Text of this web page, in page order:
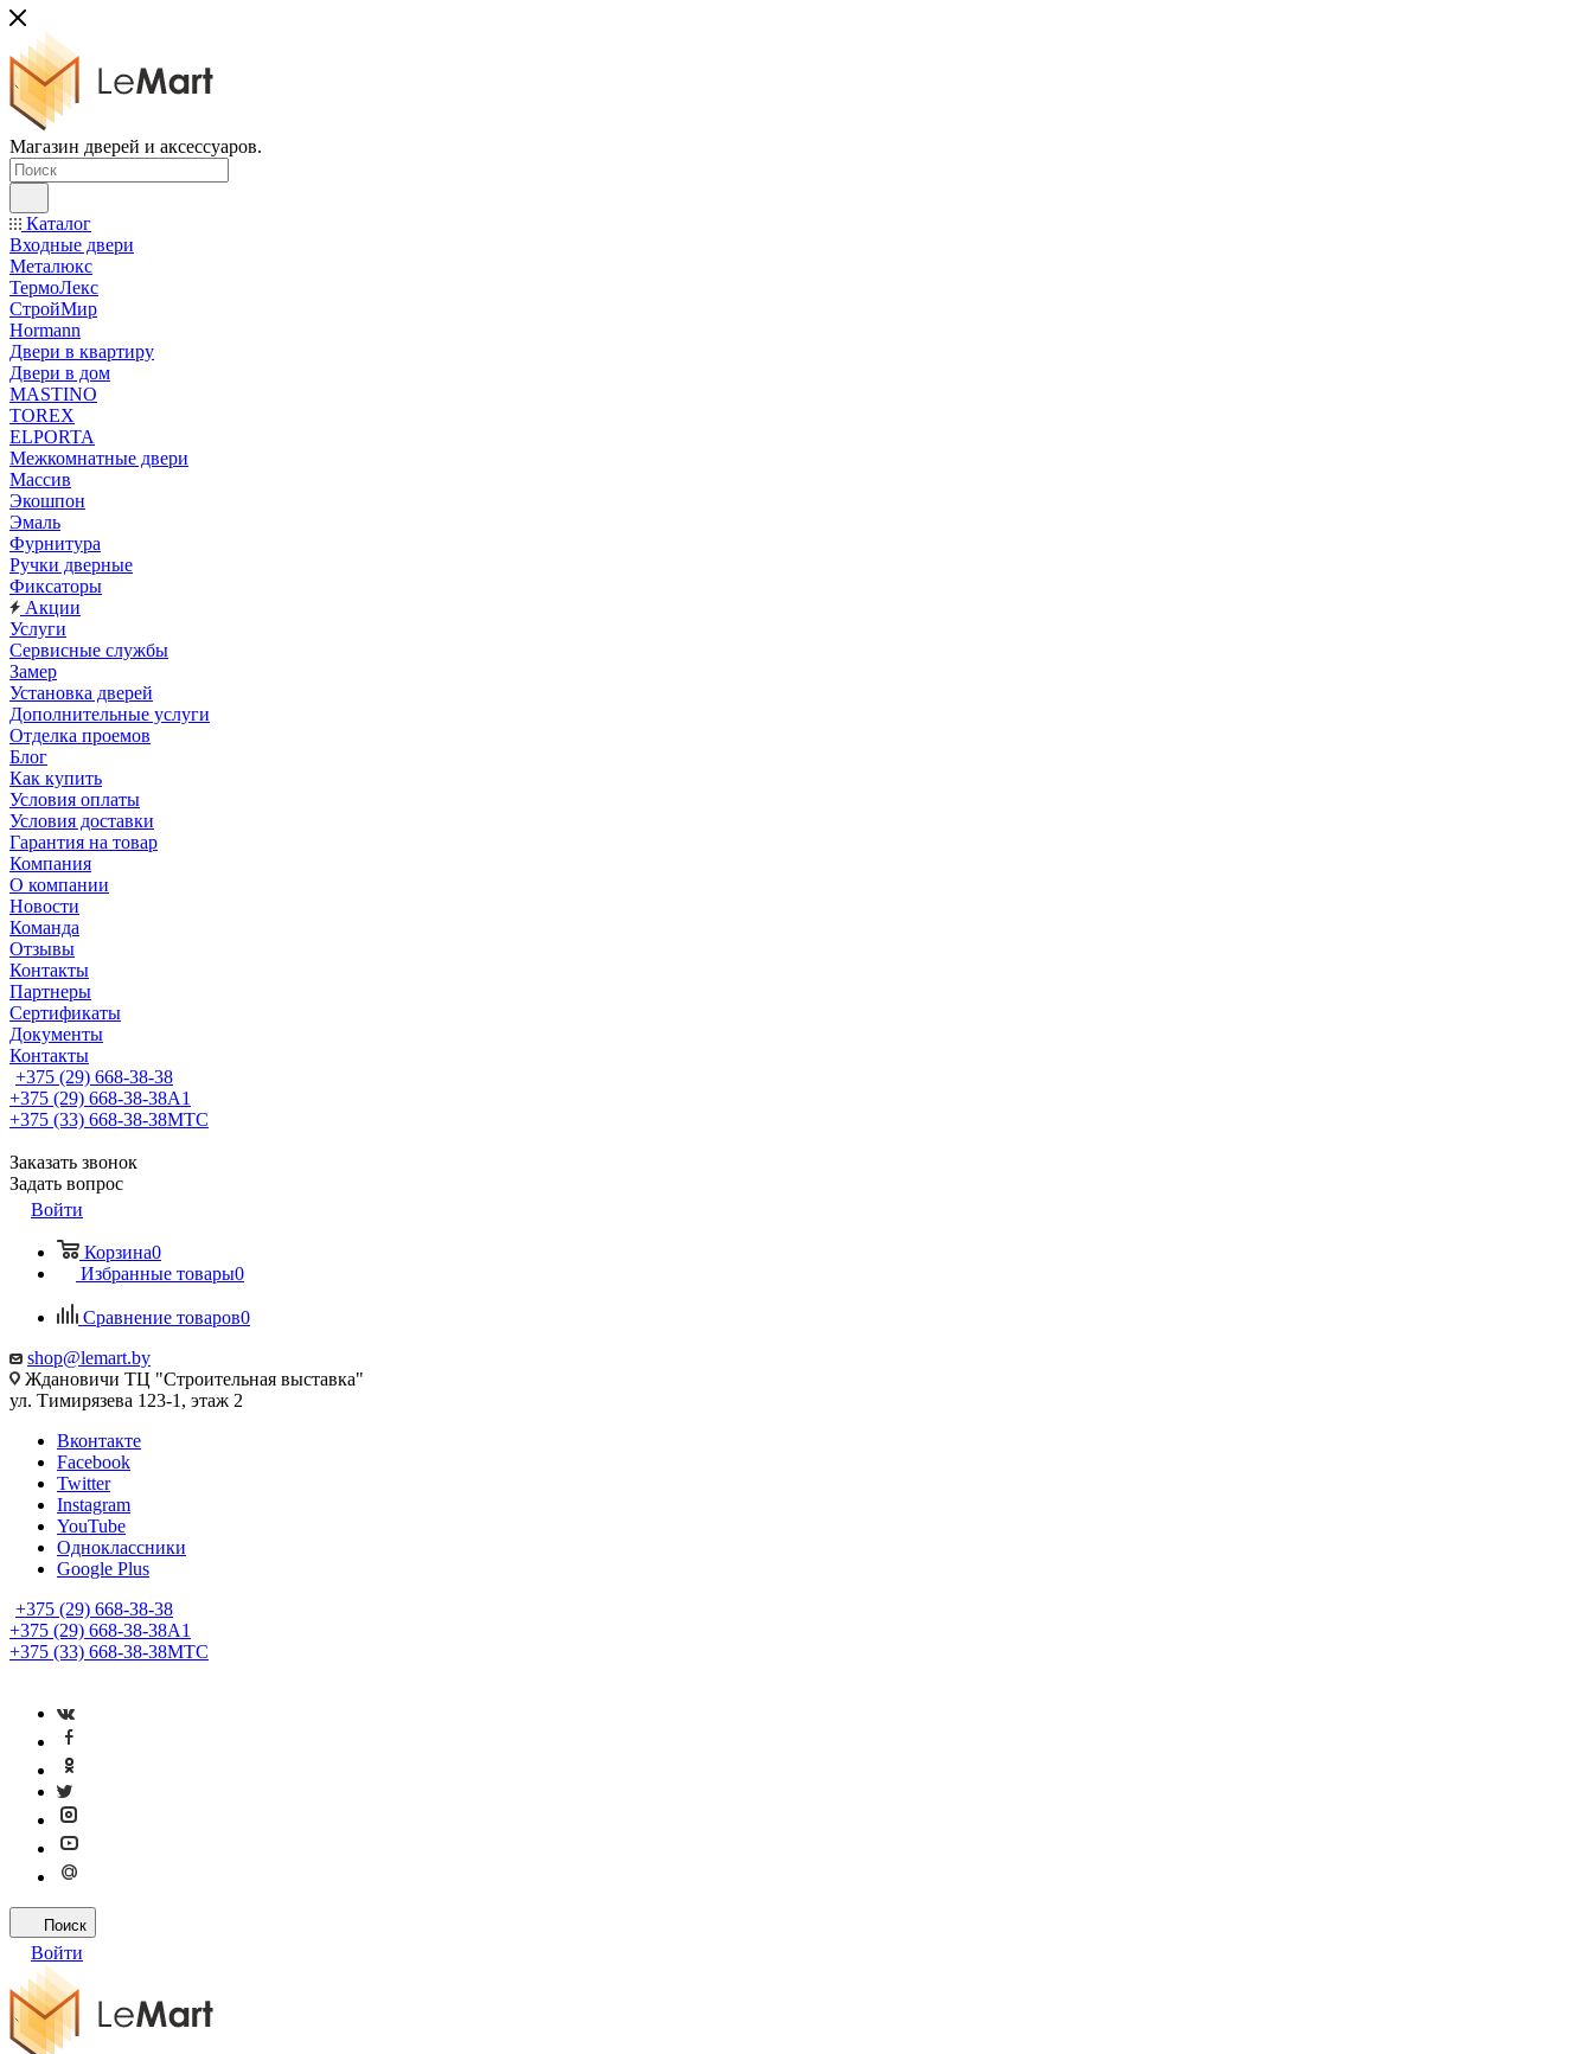
Магазин дверей и аксессуаров.
Каталог
Входные двери
Металюкс
ТермоЛекс
СтройМир
Hormann
Двери в квартиру
Двери в дом
MASTINO
TOREX
ELPORTA
Межкомнатные двери
Массив
Экошпон
Эмаль
Фурнитура
Ручки дверные
Фиксаторы
Акции
Услуги
Сервисные службы
Замер
Установка дверей
Дополнительные услуги
Отделка проемов
Блог
Как купить
Условия оплаты
Условия доставки
Гарантия на товар
Компания
О компании
Новости
Команда
Отзывы
Контакты
Партнеры
Сертификаты
Документы
Контакты
+375 (29) 668-38-38
+375 (29) 668-38-38A1
+375 (33) 668-38-38МТС
Заказать звонок
Задать вопрос
Войти
Корзина0
Избранные товары0
Сравнение товаров0
shop@lemart.by
Ждановичи ТЦ "Строительная выставка"
ул. Тимирязева 123-1, этаж 2
Вконтакте
Facebook
Twitter
Instagram
YouTube
Одноклассники
Google Plus
+375 (29) 668-38-38
+375 (29) 668-38-38A1
+375 (33) 668-38-38МТС
Поиск
Войти